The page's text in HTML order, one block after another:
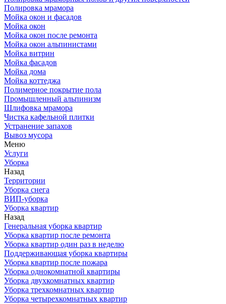
Полировка мрамора
Мойка окон и фасадов
Мойка окон
Мойка окон после ремонта
Мойка окон альпинистами
Мойка витрин
Мойка фасадов
Мойка дома
Мойка коттеджа
Полимерное покрытие пола
Промышленный альпинизм
Шлифовка мрамора
Чистка кафельной плитки
Устранение запахов
Вывоз мусора
Меню
Услуги
Уборка
Назад
Территории
Уборка снега
ВИП-уборка
Уборка квартир
Назад
Генеральная уборка квартир
Уборка квартир после ремонта
Уборка квартир один раз в неделю
Поддерживающая уборка квартиры
Уборка квартир после пожара
Уборка однокомнатной квартиры
Уборка двухкомнатных квартир
Уборка трехкомнатных квартир
Уборка четырехкомнатных квартир